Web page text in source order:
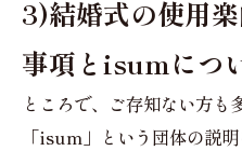
3)結婚式の使用
事項とisumにつ
ところで、ご存知ない方
「isum」という団体の説